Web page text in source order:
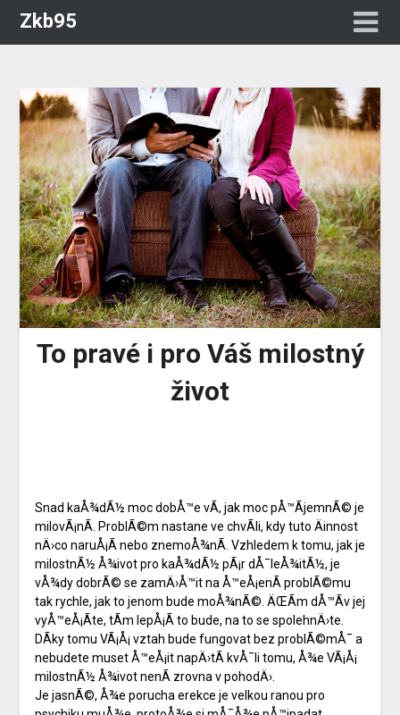
Zkb95
To pravé i pro Váš milostný
život
Snad kaÅ¾dÃ½ moc dobÅ™e vÃ­, jak moc pÅ™Ã­jemnÃ© je
milovÃ¡nÃ­. ProblÃ©m nastane ve chvÃ­li, kdy tuto Äinnost
nÄ›co naruÅ¡Ã­ nebo znemoÅ¾nÃ­. Vzhledem k tomu, jak je
milostnÃ½ Å¾ivot pro kaÅ¾dÃ½ pÃ¡r dÅ¯leÅ¾itÃ½, je
vÅ¾dy dobrÃ© se zamÄ›Å™it na Å™eÅ¡enÃ­ problÃ©mu
tak rychle, jak to jenom bude moÅ¾nÃ©. ÄŒÃ­m dÅ™Ã­v jej
vyÅ™eÅ¡Ã­te, tÃ­m lepÅ¡Ã­ to bude, na to se spolehnÄ›te.
DÃ­ky tomu VÃ¡Å¡ vztah bude fungovat bez problÃ©mÅ¯ a
nebudete muset Å™eÅ¡it napÄ›tÃ­ kvÅ¯li tomu, Å¾e VÃ¡Å¡
milostnÃ½ Å¾ivot nenÃ­ zrovna v pohodÄ›.
Je jasnÃ©, Å¾e porucha erekce je velkou ranou pro